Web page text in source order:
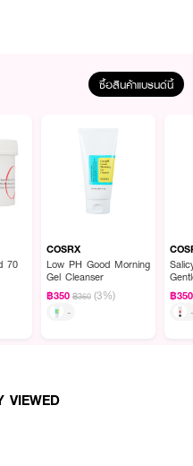
Dimethicone, Panthenol, 3-O-
Hydroxide, Caffeine, Sodium
Acetyl Glucosamine,
Dextrin, Tocotrienols,
Japonica Seed Oil, Daucus
Glabra Root Extract, Beta-
ยกันแดด)
ซื้อสินค้าแบรนด์นี้
70
COSRX
Low PH Good Morning
Gel Cleanser
฿350 ฿360 (3%)
-
฿350
VIEWED